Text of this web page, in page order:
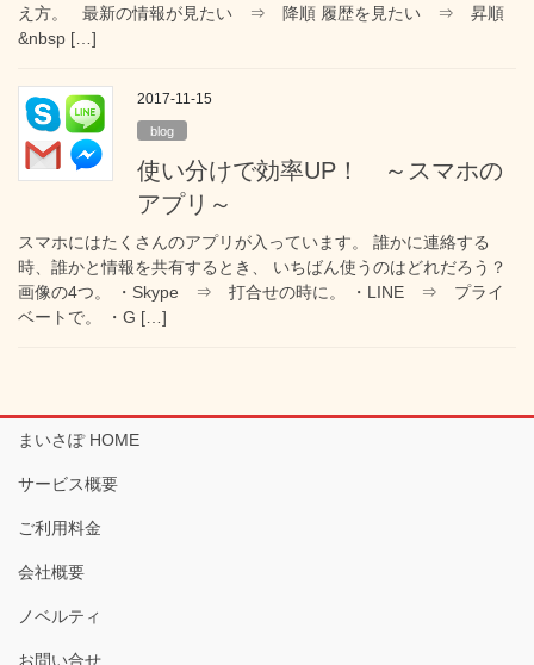
え方。 最新の情報が見たい ⇒ 降順 履歴を見たい ⇒ 昇順
&nbsp […]
2017-11-15
blog
使い分けで効率UP！ ～スマホの
アプリ～
スマホにはたくさんのアプリが入っています。 誰かに連絡する
時、誰かと情報を共有するとき、 いちばん使うのはどれだろう？
画像の4つ。 ・Skype ⇒ 打合せの時に。 ・LINE ⇒ プライ
ベートで。 ・G […]
まいさぽ HOME
サービス概要
ご利用料金
会社概要
ノベルティ
お問い合せ